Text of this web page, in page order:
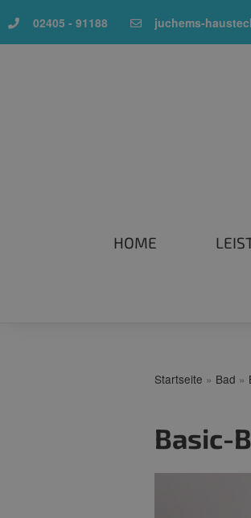
02405 - 91188 juchems-
HOME
Startseite » Bad »
Basic-